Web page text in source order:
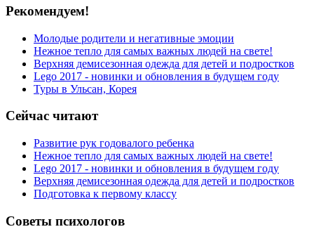
Рекомендуем!
Молодые родители и негативные эмоции
Нежное тепло для самых важных людей на свете!
Верхняя демисезонная одежда для детей и подростков
Lego 2017 - новинки и обновления в будущем году
Туры в Ульсан, Корея
Сейчас читают
Развитие рук годовалого ребенка
Нежное тепло для самых важных людей на свете!
Lego 2017 - новинки и обновления в будущем году
Верхняя демисезонная одежда для детей и подростков
Подготовка к первому классу
Советы психологов